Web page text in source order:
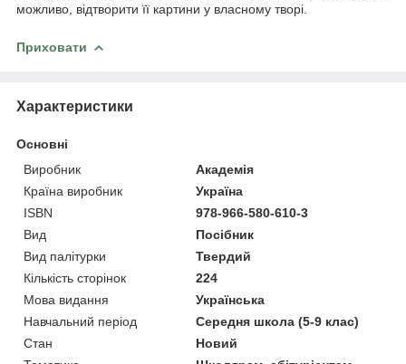
можливо, відтворити її картини у власному творі.
Приховати
Характеристики
Основні
Виробник
Академія
Країна виробник
Україна
ISBN
978-966-580-610-3
Вид
Посібник
Вид палітурки
Твердий
Кількість сторінок
224
Мова видання
Українська
Навчальний період
Середня школа (5-9 клас)
Стан
Новий